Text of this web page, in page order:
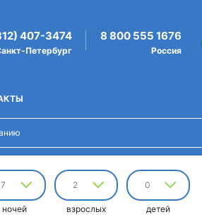
407-3474
Петербург
8 800 555 1676
Россия
7
ночей
2
взрослых
0
детей